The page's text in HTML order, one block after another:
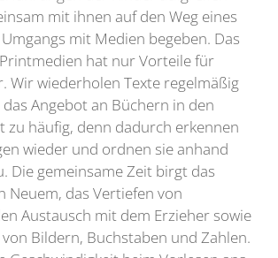
mit ihnen auf den Weg eines
mit Medien begeben. Das
hat nur Vorteile für
Wir wiederholen Texte regelmäßig
Angebot an Büchern in den
zu häufig, denn dadurch erkennen
wieder und ordnen sie anhand
Die gemeinsame Zeit birgt das
Neuem, das Vertiefen von
Austausch mit dem Erzieher sowie
Bildern, Buchstaben und Zahlen.